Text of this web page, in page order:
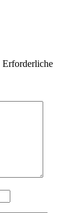
Erforderliche